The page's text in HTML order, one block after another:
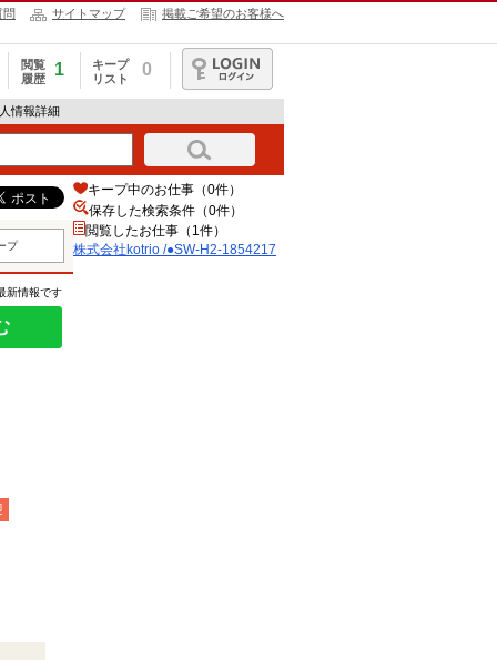
問 サイトマップ 掲載ご希望のお客様へ
閲覧
履歴
1
キープ
リスト
0
ログイン
情報詳細
プ
新情報です
キープ中のお仕事（0件）
保存した検索条件（0件）
閲覧したお仕事（1件）
株式会社kotrio /●SW-H2-1854217